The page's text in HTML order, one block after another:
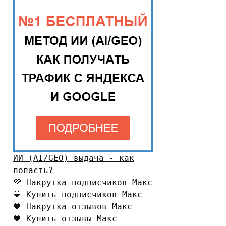
ИИ (AI/GEO) выдача - как
попасть?
💜 Накрутка подписчиков Макс
💛 Купить подписчиков Макс
💙 Накрутка отзывов Макс
🧡 Купить отзывы Макс